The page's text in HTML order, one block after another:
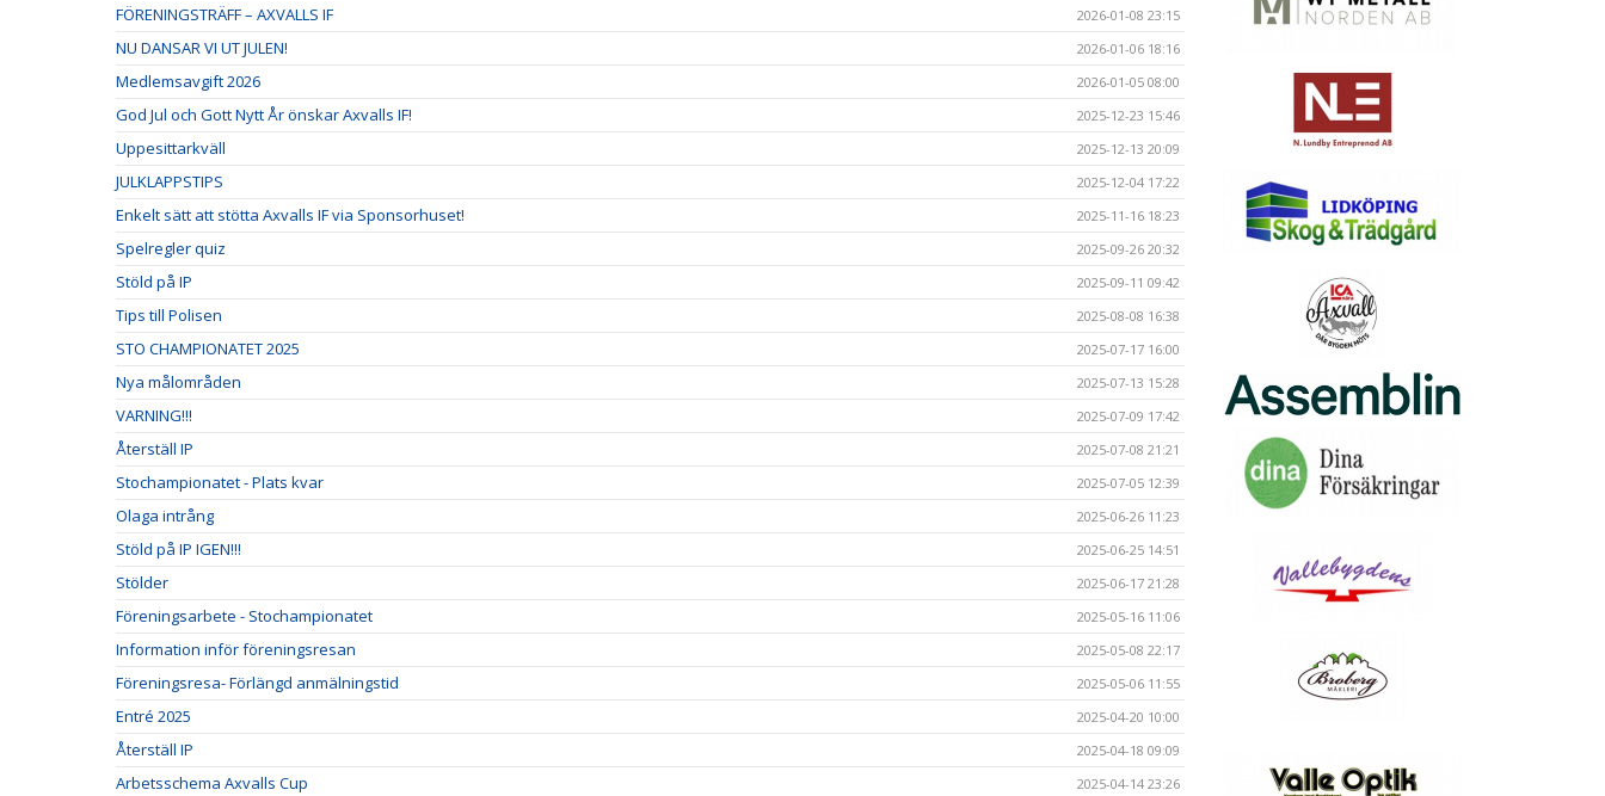
FÖRENINGSTRÄFF – AXVALLS IF 2026-01-08 23:15
NU DANSAR VI UT JULEN! 2026-01-06 18:16
Medlemsavgift 2026 2026-01-05 08:00
God Jul och Gott Nytt År önskar Axvalls IF! 2025-12-23 15:46
Uppesittarkväll 2025-12-13 20:09
JULKLAPPSTIPS 2025-12-04 17:22
Enkelt sätt att stötta Axvalls IF via Sponsorhuset! 2025-11-16 18:23
Spelregler quiz 2025-09-26 20:32
Stöld på IP 2025-09-11 09:42
Tips till Polisen 2025-08-08 16:38
STO CHAMPIONATET 2025 2025-07-17 16:00
Nya målområden 2025-07-13 15:28
VARNING!!! 2025-07-09 17:42
Återställ IP 2025-07-08 21:21
Stochampionatet - Plats kvar 2025-07-05 12:39
Olaga intrång 2025-06-26 11:23
Stöld på IP IGEN!!! 2025-06-25 14:51
Stölder 2025-06-17 21:28
Föreningsarbete - Stochampionatet 2025-05-16 11:06
Information inför föreningsresan 2025-05-08 22:17
Föreningsresa- Förlängd anmälningstid 2025-05-06 11:55
Entré 2025 2025-04-20 10:00
Återställ IP 2025-04-18 09:09
Arbetsschema Axvalls Cup 2025-04-14 23:26